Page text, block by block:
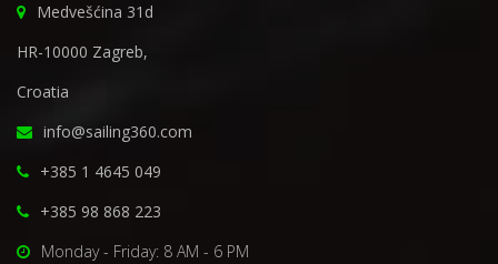
Medvešćina 31d
HR-10000 Zagreb,
Croatia
info@sailing360.com
+385 1 4645 049
+385 98 868 223
Monday - Friday: 8 AM - 6 PM